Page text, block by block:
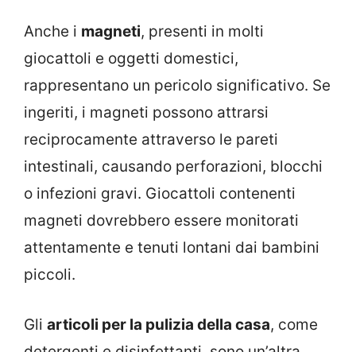
Anche i magneti, presenti in molti
giocattoli e oggetti domestici,
rappresentano un pericolo significativo. Se
ingeriti, i magneti possono attrarsi
reciprocamente attraverso le pareti
intestinali, causando perforazioni, blocchi
o infezioni gravi. Giocattoli contenenti
magneti dovrebbero essere monitorati
attentamente e tenuti lontani dai bambini
piccoli.
Gli articoli per la pulizia della casa, come